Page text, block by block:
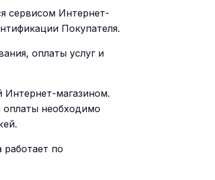
сервисом Интернет-
Покупателя.
оплаты услуг и
Интернет-магазином.
необходимо
по